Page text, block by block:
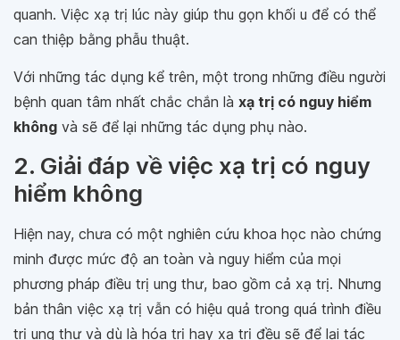
quanh. Việc xạ trị lúc này giúp thu gọn khối u để có thể
can thiệp bằng phẫu thuật.
Với những tác dụng kể trên, một trong những điều người
bệnh quan tâm nhất chắc chắn là xạ trị có nguy hiểm
không và sẽ để lại những tác dụng phụ nào.
2. Giải đáp về việc xạ trị có nguy
hiểm không
Hiện nay, chưa có một nghiên cứu khoa học nào chứng
minh được mức độ an toàn và nguy hiểm của mọi
phương pháp điều trị ung thư, bao gồm cả xạ trị. Nhưng
bản thân việc xạ trị vẫn có hiệu quả trong quá trình điều
trị ung thư và dù là hóa trị hay xạ trị đều sẽ để lại tác